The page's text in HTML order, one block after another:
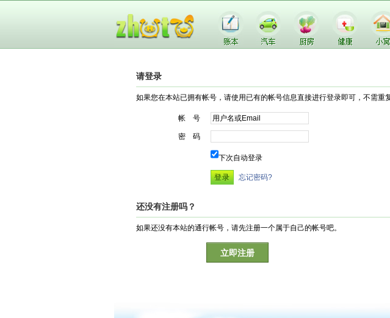
请登录
如果您在本站已拥有帐号，请使用已有的帐号信息直接进行登录即可，不需重
帐 号
密 码
下次自动登录
忘记密码?
还没有注册吗？
如果还没有本站的通行帐号，请先注册一个属于自己的帐号吧。
立即注册